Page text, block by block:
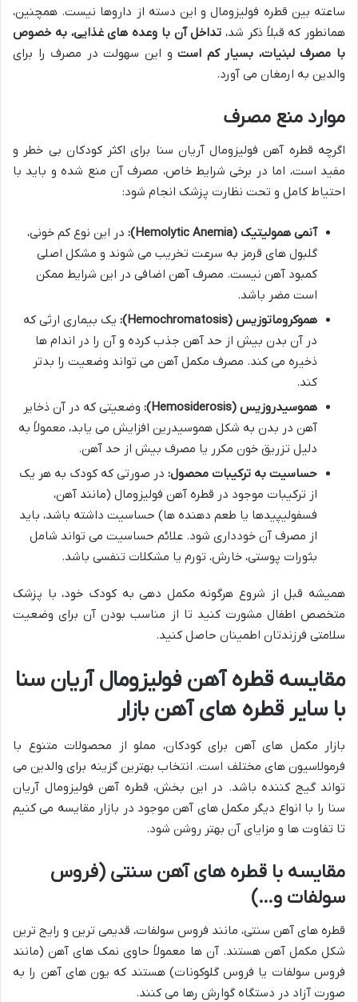
ساعته بین قطره فولیزومال و این دسته از داروها نیست. همچنین،
همانطور که قبلاً ذکر شد، تداخل آن با وعده های غذایی، به خصوص
با مصرف لبنیات، بسیار کم استو این سهولت در مصرف را برای
والدین به ارمغان می آورد.
موارد منع مصرف
اگرچه قطره آهن فولیزومال آریان سنا برای اکثر کودکان بی خطر و
مفید است، اما در برخی شرایط خاص، مصرف آن منع شده و باید با
احتیاط کامل و تحت نظارت پزشک انجام شود:
آنمی همولیتیک (Hemolytic Anemia):
در این نوع کم خونی،
گلبول های قرمز به سرعت تخریب می شوند و مشکل اصلی
کمبود آهن نیست. مصرف آهن اضافی در این شرایط ممکن
است مضر باشد.
هموکروماتوزیس (Hemochromatosis):
یک بیماری ارثی که
در آن بدن بیش از حد آهن جذب کرده و آن را در اندام ها
ذخیره می کند. مصرف مکمل آهن می تواند وضعیت را بدتر
کند.
هموسیدروزیس (Hemosiderosis):
وضعیتی که در آن ذخایر
آهن در بدن به شکل هموسیدرین افزایش می یابد، معمولاً به
دلیل تزریق خون مکرر یا مصرف بیش از حد آهن.
حساسیت به ترکیبات محصول: در صورتی که کودک به هر یک
از ترکیبات موجود در قطره آهن فولیزومال (مانند آهن،
فسفولیپیدها یا طعم دهنده ها) حساسیت داشته باشد، باید
از مصرف آن خودداری شود. علائم حساسیت می تواند شامل
بثورات پوستی، خارش، تورم یا مشکلات تنفسی باشد.
همیشه قبل از شروع هرگونه مکمل دهی به کودک خود، با پزشک
متخصص اطفال مشورت کنید تا از مناسب بودن آن برای وضعیت
سلامتی فرزندتان اطمینان حاصل کنید.
مقایسه قطره آهن فولیزومال آریان سنا
با سایر قطره های آهن بازار
بازار مکمل های آهن برای کودکان، مملو از محصولات متنوع با
فرمولاسیون های مختلف است. انتخاب بهترین گزینه برای والدین می
تواند گیج کننده باشد. در این بخش، قطره آهن فولیزومال آریان
سنا را با انواع دیگر مکمل های آهن موجود در بازار مقایسه می کنیم
تا تفاوت ها و مزایای آن بهتر روشن شود.
مقایسه با قطره های آهن سنتی (فروس
سولفات و…)
قطره های آهن سنتی، مانند فروس سولفات، قدیمی ترین و رایج ترین
شکل مکمل آهن هستند. آن ها معمولاً حاوی نمک های آهن (مانند
فروس سولفات یا فروس گلوکونات) هستند که یون های آهن را به
صورت آزاد در دستگاه گوارش رها می کنند.